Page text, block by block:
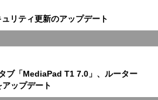
リティ更新のアップデート
ブ「MediaPad T1 7.0」、ルーター
ップデート